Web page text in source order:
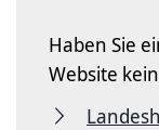
Haben Sie
Website